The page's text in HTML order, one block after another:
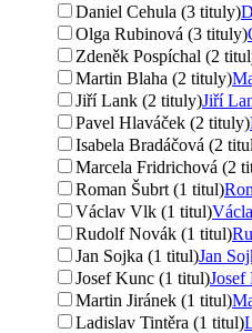
Daniel Cehula (3 tituly)
Olga Rubinová (3 tituly)
Zdeněk Pospíchal (2
Martin Blaha (2 tituly)
Jiří Lank (2 tituly)Jiří
Pavel Hlaváček (2 tituly)
Isabela Bradáčová (2
Marcela Fridrichová (2
Roman Šubrt (1 titul)
Václav Vlk (1 titul)
Rudolf Novák (1 titul)
Jan Sojka (1 titul)Jan
Josef Kunc (1 titul)Josef
Martin Jiránek (1 titul)
Ladislav Tintěra (1 titul)